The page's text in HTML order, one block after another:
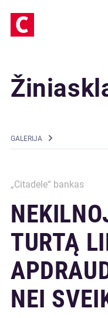
GALERIJA
„Citadele“ bankas
TURTĄ
NEI